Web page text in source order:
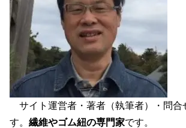
サイト運営者・著者（執筆者）・問合
す。 繊維やゴム紐の専門家です。